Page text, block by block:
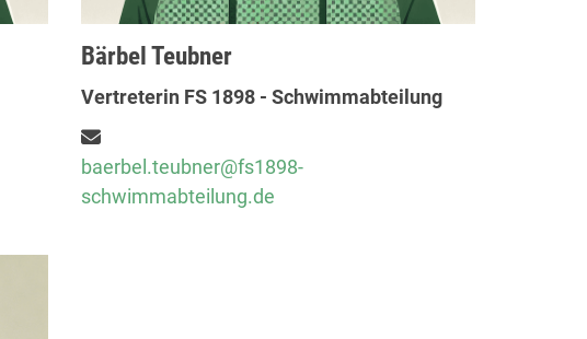
Bärbel Teubner
Vertreterin FS 1898 - Schwimmabteilung
baerbel.teubner@fs1898-
schwimmabteilung.de